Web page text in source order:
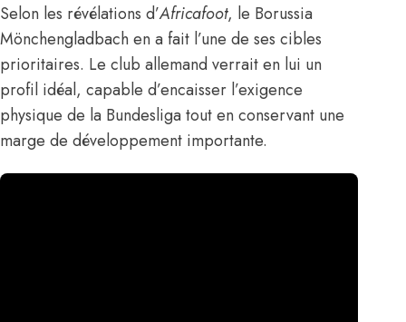
Selon les révélations d’Africafoot, le Borussia
Mönchengladbach en a fait l’une de ses cibles
prioritaires. Le club allemand verrait en lui un
profil idéal, capable d’encaisser l’exigence
physique de la Bundesliga tout en conservant une
marge de développement importante.